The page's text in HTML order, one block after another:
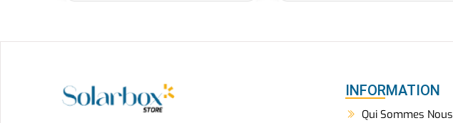
INFORMATION
Qui Sommes Nous